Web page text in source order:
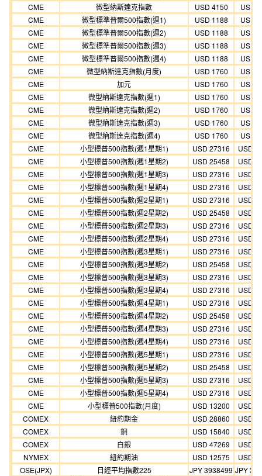
CME
微型納斯達克指數 USD 4150
USD
CME
微型標準普爾500指數(週1) USD 1188
USD
CME
微型標準普爾500指數(週2) USD 1188
USD
CME
微型標準普爾500指數(週3) USD 1188
USD
CME
微型標準普爾500指數(週4) USD 1188
USD
CME
微型納斯達克指數(月度) USD 1760
USD
CME
加元 USD 1760
USD
CME
微型納斯達克指數(週1) USD 1760
USD
CME
微型納斯達克指數(週2) USD 1760
USD
CME
微型納斯達克指數(週3) USD 1760
USD
CME
微型納斯達克指數(週4) USD 1760
USD
CME
小型標普500指數(週1星期1) USD 27316
USD
CME
小型標普500指數(週1星期2) USD 25458
USD
CME
小型標普500指數(週1星期3) USD 27316
USD
CME
小型標普500指數(週1星期4) USD 27316
USD
CME
小型標普500指數(週2星期1) USD 27316
USD
CME
小型標普500指數(週2星期2) USD 25458
USD
CME
小型標普500指數(週2星期3) USD 27316
USD
CME
小型標普500指數(週2星期4) USD 27316
USD
CME
小型標普500指數(週3星期1) USD 27316
USD
CME
小型標普500指數(週3星期2) USD 25458
USD
CME
小型標普500指數(週3星期3) USD 27316
USD
CME
小型標普500指數(週3星期4) USD 27316
USD
CME
小型標普500指數(週4星期1) USD 27316
USD
CME
小型標普500指數(週4星期2) USD 25458
USD
CME
小型標普500指數(週4星期3) USD 27316
USD
CME
小型標普500指數(週4星期4) USD 27316
USD
CME
小型標普500指數(週5星期1) USD 27316
USD
CME
小型標普500指數(週5星期2) USD 25458
USD
CME
小型標普500指數(週5星期3) USD 27316
USD
CME
小型標普500指數(週5星期4) USD 27316
USD
CME
小型標普500指數(月度) USD 13200
USD
COMEX
紐約期金 USD 28860
USD
COMEX
銅 USD 15840
USD
COMEX
白銀 USD 47269
USD
NYMEX
紐約期油 USD 12575
USD
OSE(JPX)
日經平均指數225 JPY 3938499 JPY